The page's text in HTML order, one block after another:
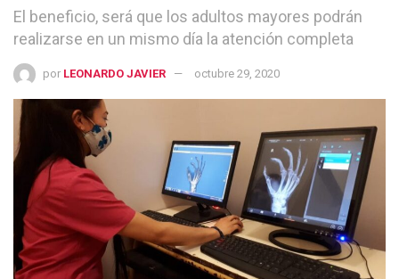
El beneficio, será que los adultos mayores podrán
realizarse en un mismo día la atención completa
por LEONARDO JAVIER octubre 29, 2020